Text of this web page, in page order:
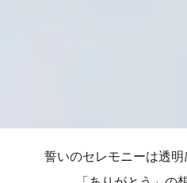
誓いのセレモニーは透